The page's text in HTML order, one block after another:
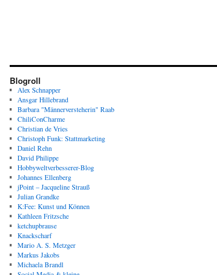
Blogroll
Alex Schnapper
Ansgar Hillebrand
Barbara "Männerversteherin" Raab
ChiliConCharme
Christian de Vries
Christoph Funk: Stattmarketing
Daniel Rehn
David Philippe
Hobbyweltverbesserer-Blog
Johannes Ellenberg
jPoint – Jacqueline Strauß
Julian Grandke
K:Fee: Kunst und Können
Kathleen Fritzsche
ketchupbrause
Knackscharf
Mario A. S. Metzger
Markus Jakobs
Michaela Brandl